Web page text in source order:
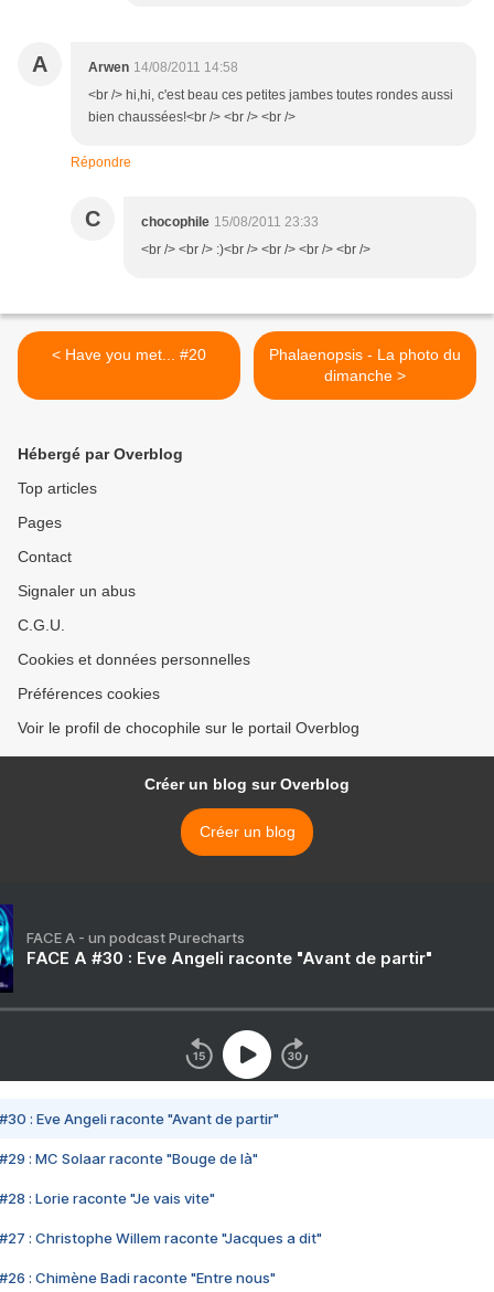
A Arwen 14/08/2011 14:58
<br /> hi,hi, c'est beau ces petites jambes toutes rondes aussi
bien chaussées!<br /> <br /> <br />
Répondre
C chocophile 15/08/2011 23:33
<br /> <br /> :)<br /> <br /> <br /> <br />
< Have you met... #20
Phalaenopsis - La photo du
dimanche >
Hébergé par Overblog
Top articles
Pages
Contact
Signaler un abus
C.G.U.
Cookies et données personnelles
Préférences cookies
Voir le profil de chocophile sur le portail Overblog
Créer un blog sur Overblog
Créer un blog
FACE A - un podcast Purecharts
FACE A #30 : Eve Angeli raconte "Avant de partir"
#30 : Eve Angeli raconte "Avant de partir"
#29 : MC Solaar raconte "Bouge de là"
#28 : Lorie raconte "Je vais vite"
#27 : Christophe Willem raconte "Jacques a dit"
#26 : Chimène Badi raconte "Entre nous"